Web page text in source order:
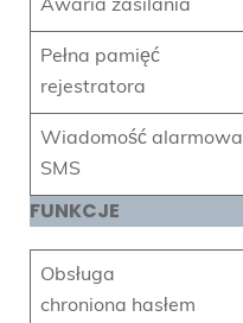
Awaria zasilania
Pełna pamięć
rejestratora
Wiadomość alarmowa
SMS
FUNKCJE
Obsługa
chroniona hasłem